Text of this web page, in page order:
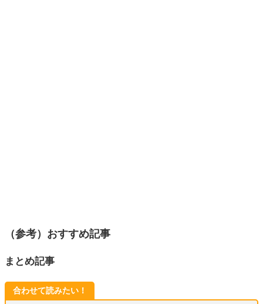
（参考）おすすめ記事
まとめ記事
合わせて読みたい！